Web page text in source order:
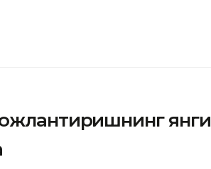
янги